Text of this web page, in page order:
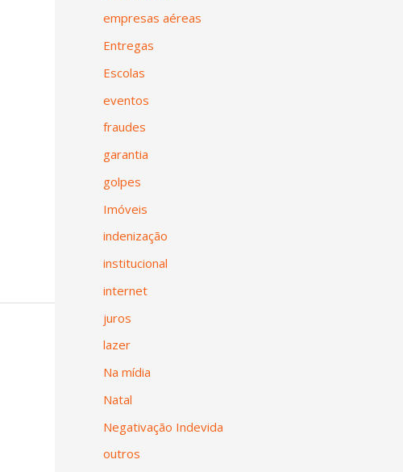
empresas aéreas
Entregas
Escolas
eventos
fraudes
garantia
golpes
Imóveis
indenização
institucional
internet
juros
lazer
Na mídia
Natal
Negativação Indevida
outros